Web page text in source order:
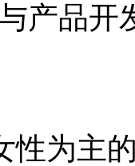
产品开
为主